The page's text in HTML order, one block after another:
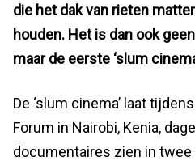
die het dak van rieten
houden. Het is dan ook
maar de eerste ‘slum
De ‘slum cinema’ laat
Forum in Nairobi, Kenia,
documentaires zien in